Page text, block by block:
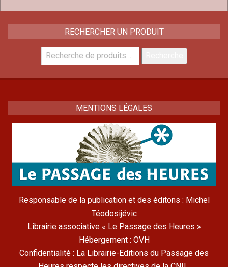
RECHERCHER UN PRODUIT
Recherche
pour :
MENTIONS LÉGALES
Responsable de la publication et des éditons : Michel
Téodosijévic
Librairie associative « Le Passage des Heures »
Hébergement : OVH
Confidentialité : La Librairie-Editions du Passage des